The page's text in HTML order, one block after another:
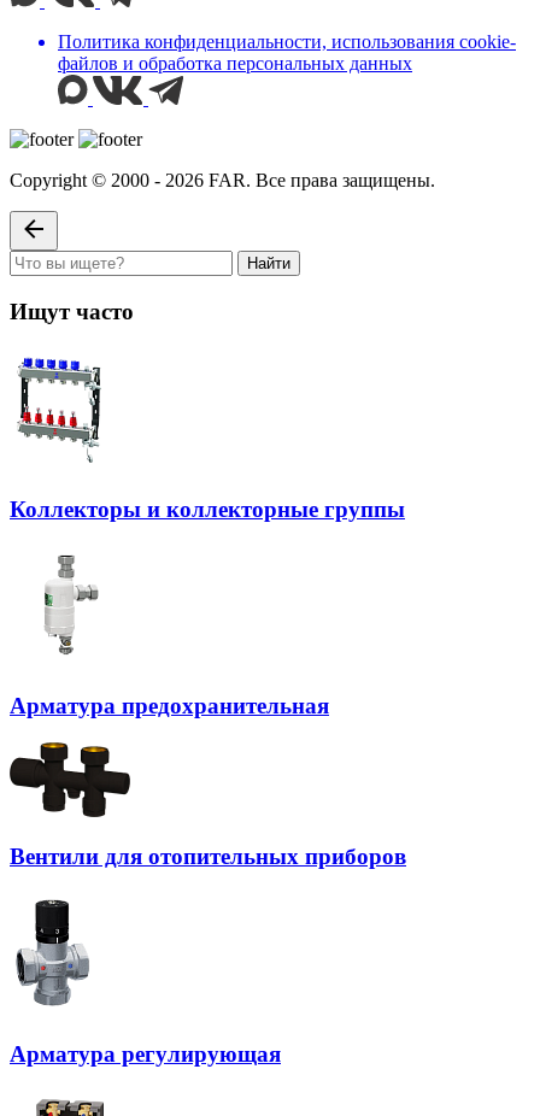
Политика конфиденциальности, использования сookie-
файлов и обработка персональных данных
Copyright © 2000 - 2026 FAR. Все права защищены.
Найти
Ищут часто
Коллекторы и коллекторные группы
Арматура предохранительная
Вентили для отопительных приборов
Арматура регулирующая